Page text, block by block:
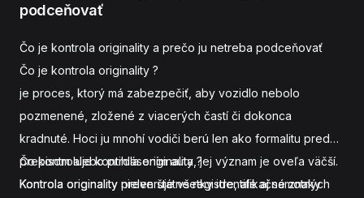
podceňovať
Čo je kontrola originality a prečo ju netreba podceňovať
Čo je kontrola originality ?
je proces, ktorý má zabezpečiť, aby vozidlo nebolo
pozmenené, zložené z viacerých častí či dokonca
kradnuté. Hoci ju mnohí vodiči berú len ako formalitu pred
prepisom alebo prihlásením auta, jej význam je oveľa väčší.
Kontrola originality nielen štátne registre, ale aj samotných
Čo kontroluje kontrola originality ?
Kontrola originality preveruje všetky identifikačné znaky